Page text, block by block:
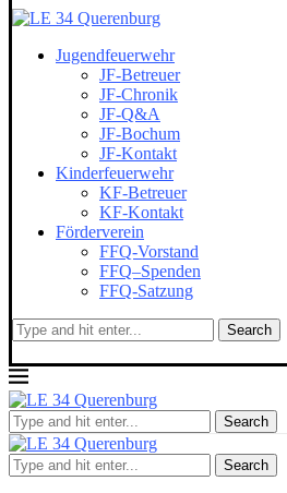
Jugendfeuerwehr
JF-Betreuer
JF-Chronik
JF-Q&A
JF-Bochum
JF-Kontakt
Kinderfeuerwehr
KF-Betreuer
KF-Kontakt
Förderverein
FFQ-Vorstand
FFQ–Spenden
FFQ-Satzung
Search
Search
Search